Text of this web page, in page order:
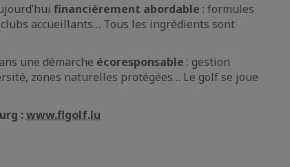
financièrement abordable : formules
accueillants… Tous les ingrédients sont
une démarche écoresponsable : gestion
zones naturelles protégées… Le golf se joue
:www.flgolf.lu